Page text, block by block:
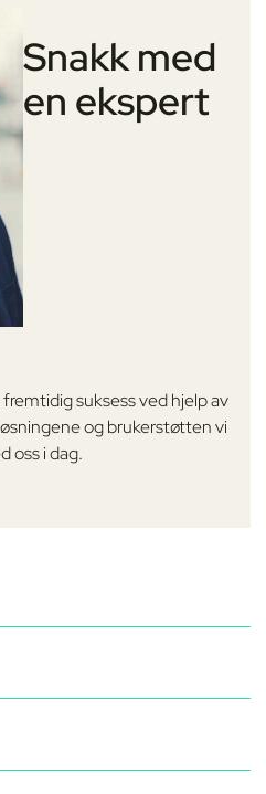
Snakk med
en ekspert
suksess ved hjelp av
og brukerstøtten vi
oss i dag.